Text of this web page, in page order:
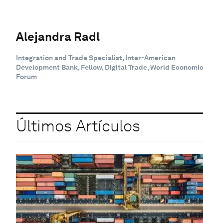
Alejandra Radl
Integration and Trade Specialist, Inter-American
Development Bank, Fellow, Digital Trade, World Economic
Forum
Últimos Artículos